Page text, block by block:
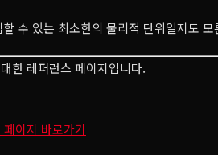
수 있는 최소한의 물리적 단위일지도 모
한 레퍼런스 페이지입니다.
이지 바로가기